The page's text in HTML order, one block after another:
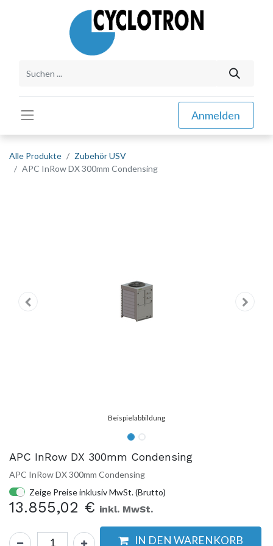
Anmelden
Alle Produkte
Zubehör USV
APC InRow DX 300mm Condensing
APC InRow DX 300mm Condensing
APC InRow DX 300mm Condensing
Zeige Preise inklusiv MwSt. (Brutto)
13.855,02 € inkl. MwSt.
IN DEN WARENKORB